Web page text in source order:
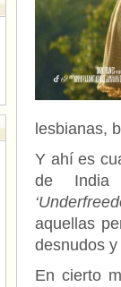
lesbianas,
Y ahí es
de India
aquellas
desnudos
En cierto